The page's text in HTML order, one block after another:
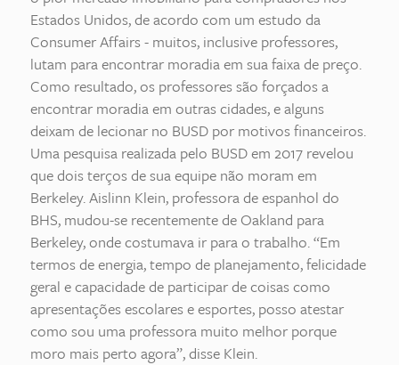
Estados Unidos, de acordo com um estudo da
Consumer Affairs - muitos, inclusive professores,
lutam para encontrar moradia em sua faixa de preço.
Como resultado, os professores são forçados a
encontrar moradia em outras cidades, e alguns
deixam de lecionar no BUSD por motivos financeiros.
Uma pesquisa realizada pelo BUSD em 2017 revelou
que dois terços de sua equipe não moram em
Berkeley. Aislinn Klein, professora de espanhol do
BHS, mudou-se recentemente de Oakland para
Berkeley, onde costumava ir para o trabalho. “Em
termos de energia, tempo de planejamento, felicidade
geral e capacidade de participar de coisas como
apresentações escolares e esportes, posso atestar
como sou uma professora muito melhor porque
moro mais perto agora”, disse Klein.